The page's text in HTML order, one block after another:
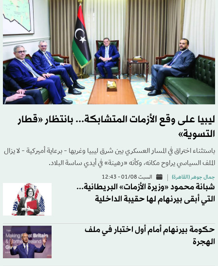
ليبيا على وقع الأزمات المتشابكة... بانتظار «قطار
التسوية»
باستثناء اختراق في المسار العسكري بين شرق ليبيا وغربها - برعاية أميركية - لا يزال
الملف السياسي يراوح مكانه، وكأنه «رهينة» في أيدي ساسة البلاد.
جمال جوهر (القاهرة) السبت 01/08 - 12:43
شبانة محمود «وزيرة الأزمات» البريطانية...
التي أبقى بيرنهام لها حقيبة الداخلية
حكومة بيرنهام أمام أول اختبار في ملف
الهجرة